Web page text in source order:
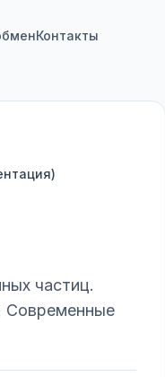
Контакты
частиц.
Современные